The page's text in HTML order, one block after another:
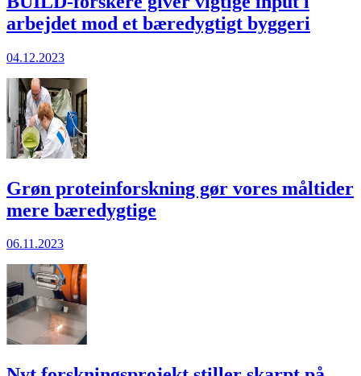
arbejdet mod et bæredygtigt byggeri
04.12.2023
Grøn proteinforskning gør vores måltider
mere bæredygtige
06.11.2023